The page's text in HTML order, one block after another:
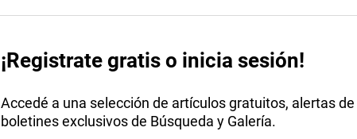
¡Registrate gratis o inicia sesión!
Accedé a una selección de artículos gratuitos, alertas
boletines exclusivos de Búsqueda y Galería.